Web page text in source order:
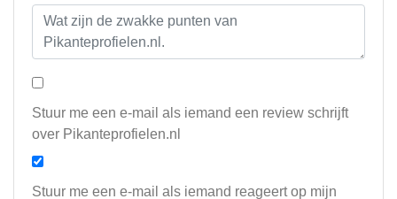
Stuur me een e-mail als iemand een review schrijft
over Pikanteprofielen.nl
Stuur me een e-mail als iemand reageert op mijn